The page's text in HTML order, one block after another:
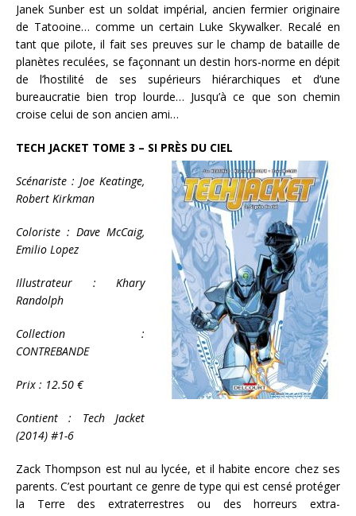
Janek Sunber est un soldat impérial, ancien fermier originaire
de Tatooine… comme un certain Luke Skywalker. Recalé en
tant que pilote, il fait ses preuves sur le champ de bataille de
planètes reculées, se façonnant un destin hors-norme en dépit
de l’hostilité de ses supérieurs hiérarchiques et d’une
bureaucratie bien trop lourde… Jusqu’à ce que son chemin
croise celui de son ancien ami…
TECH JACKET TOME 3 – SI PRÈS DU CIEL
Scénariste : Joe Keatinge,
Robert Kirkman
Coloriste : Dave McCaig,
Emilio Lopez
Illustrateur : Khary
Randolph
Collection :
CONTREBANDE
Prix : 12.50 €
Contient : Tech Jacket
(2014) #1-6
Zack Thompson est nul au lycée, et il habite encore chez ses
parents. C’est pourtant ce genre de type qui est censé protéger
la Terre des extraterrestres ou des horreurs extra-